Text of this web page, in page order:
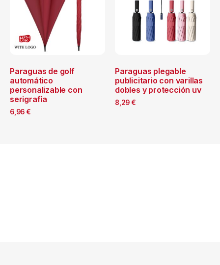
Paraguas de golf
automático
personalizable con
serigrafía
6,96 €
Paraguas plegable
publicitario con varillas
dobles y protección uv
8,29 €